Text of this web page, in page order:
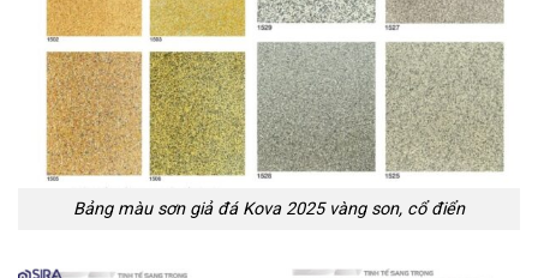
Bảng màu sơn giả đá Kova 2025 vàng son, cổ điển